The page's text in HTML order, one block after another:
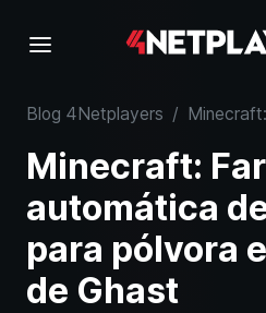
Blog 4Netplayers /
Minecraft:
automática
para pólvora
de Ghast